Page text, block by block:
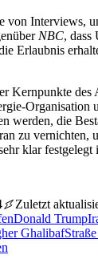
von Interviews,
NBC, dass
Erlaubnis
Kernpunkte des
Organisation
werden, die
zu vernichten,
klar festgelegt
Zuletzt
Donald Trump
Ghalibaf